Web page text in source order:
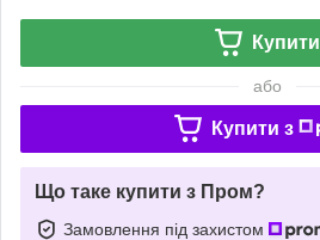
Купити
або
Купити з
Що таке купити з Пром?
Замовлення під захистом